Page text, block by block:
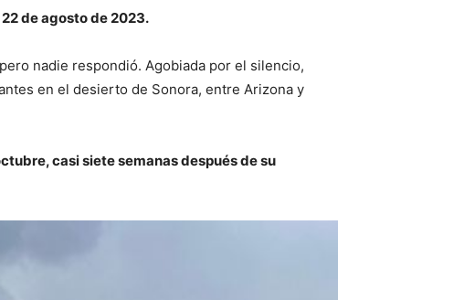
de agosto de 2023.
nadie respondió. Agobiada por el silencio,
en el desierto de Sonora, entre Arizona y
casi siete semanas después de su